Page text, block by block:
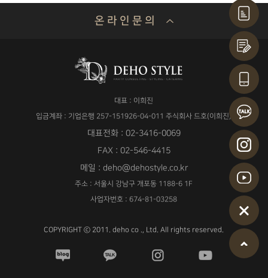
온 라 인 문 의
대표 : 이희진
입금계좌 : 기업은행 257-151926-04-011 주식회사 드호(이희진)
대표전화 : 02-3416-0069
FAX : 02-546-4415
메일 : deho@dehostyle.co.kr
주소 : 서울시 강남구 개포동 1188-6 1F
사업자번호 : 674-81-03258
COPYRIGHT ⓒ 2011. deho co ., Ltd. All rights reserved.